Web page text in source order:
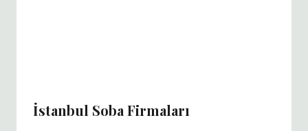
İstanbul Soba Firmaları